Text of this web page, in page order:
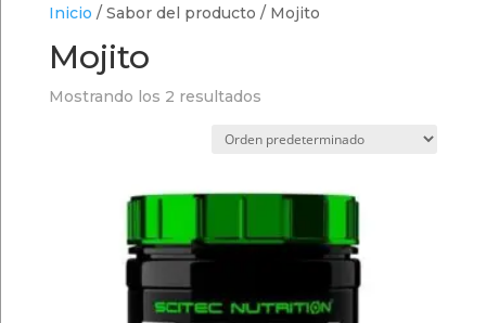
Inicio / Sabor del producto / Mojito
Mojito
Mostrando los 2 resultados